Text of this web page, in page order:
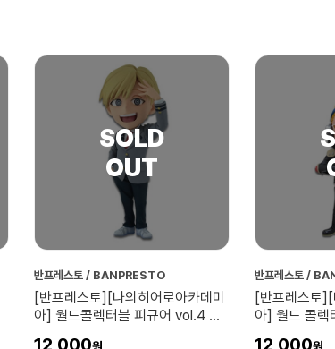
반프레스토 / BANPRESTO
[반프레스토][나의히어로아카데미
아] 월드콜렉터블 피규어 vol.4 모
12,000
반프레스토 /
[반프레스토
아] 월드 콜렉
12,000